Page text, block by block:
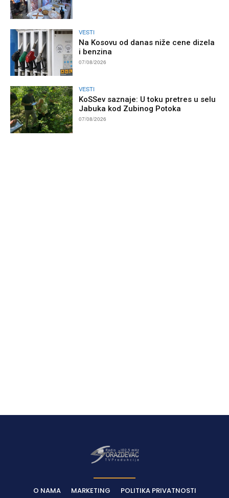
VESTI
Na Kosovu od danas niže cene dizela
i benzina
07/08/2026
VESTI
KoSSev saznaje: U toku pretres u selu
Jabuka kod Zubinog Potoka
07/08/2026
O NAMA MARKETING POLITIKA PRIVATNOSTI